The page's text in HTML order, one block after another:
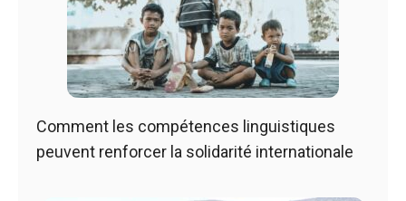
Comment les compétences linguistiques
peuvent renforcer la solidarité internationale